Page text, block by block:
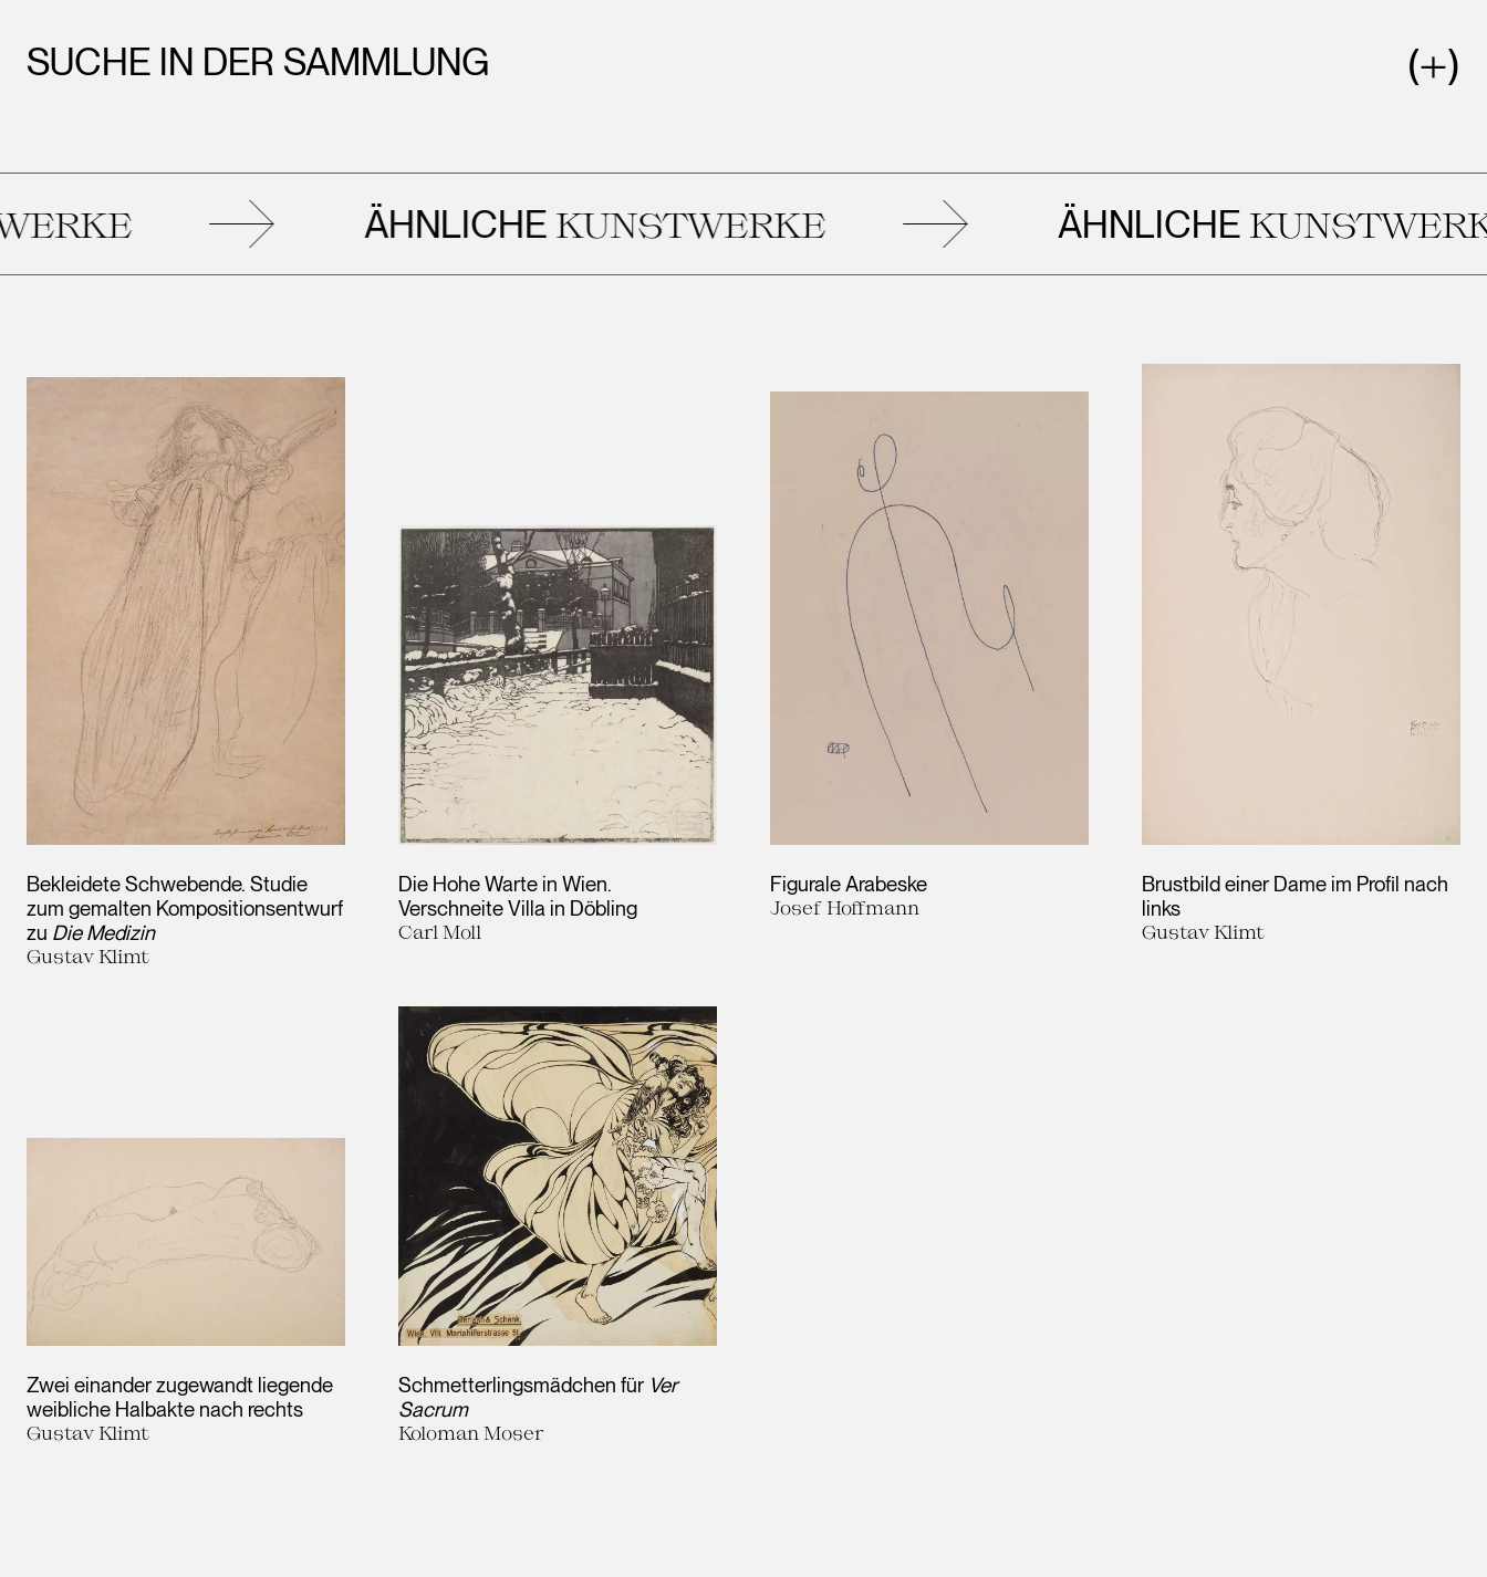
SUCHE IN DER SAMMLUNG
ÄHNLICHEKUNSTWERKE ÄHNLICHEKUNSTWERKE
Bekleidete Schwebende. Studie
zum gemalten Kompositionsentwurf
zu Die Medizin
Gustav Klimt
Die Hohe Warte in Wien.
Verschneite Villa in Döbling
Carl Moll
Figurale Arabeske
Josef Hoffmann
Brustbild einer Dame im Profil nach
links
Gustav Klimt
Zwei einander zugewandt liegende
weibliche Halbakte nach rechts
Gustav Klimt
Schmetterlingsmädchen für Ver
Sacrum
Koloman Moser